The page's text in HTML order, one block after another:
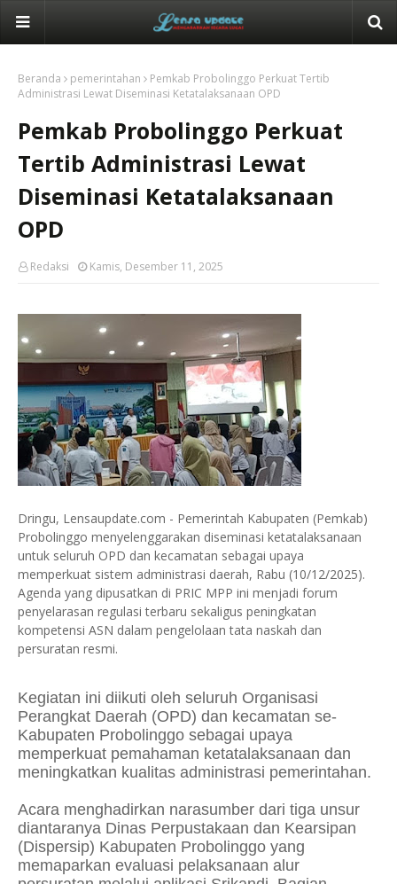
Beranda pemerintahan
Pemkab Probolinggo Perkuat Tertib
Administrasi Lewat Diseminasi Ketatalaksanaan OPD
Pemkab Probolinggo Perkuat
Tertib Administrasi Lewat
Diseminasi Ketatalaksanaan
OPD
Redaksi Kamis, Desember 11, 2025
Dringu, Lensaupdate.com - Pemerintah Kabupaten (Pemkab)
Probolinggo menyelenggarakan diseminasi ketatalaksanaan
untuk seluruh OPD dan kecamatan sebagai upaya
memperkuat sistem administrasi daerah, Rabu (10/12/2025).
Agenda yang dipusatkan di PRIC MPP ini menjadi forum
penyelarasan regulasi terbaru sekaligus peningkatan
kompetensi ASN dalam pengelolaan tata naskah dan
persuratan resmi.
Kegiatan ini diikuti oleh seluruh Organisasi
Perangkat Daerah (OPD) dan kecamatan se-
Kabupaten Probolinggo sebagai upaya
memperkuat pemahaman ketatalaksanaan dan
meningkatkan kualitas administrasi pemerintahan.
Acara menghadirkan narasumber dari tiga unsur
diantaranya Dinas Perpustakaan dan Kearsipan
(Dispersip) Kabupaten Probolinggo yang
memaparkan evaluasi pelaksanaan alur